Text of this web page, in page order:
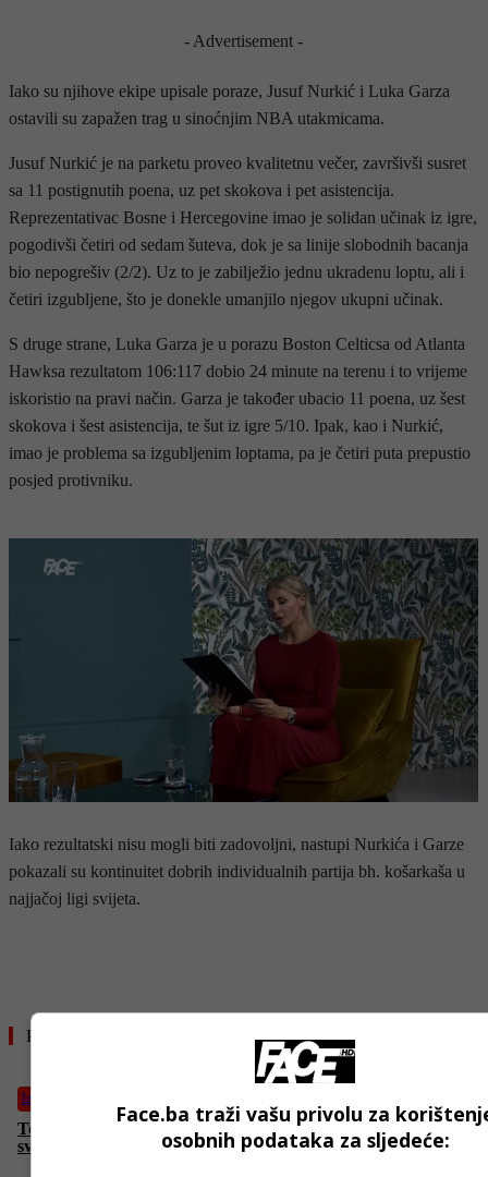
- Advertisement -
Iako su njihove ekipe upisale poraze, Jusuf Nurkić i Luka Garza
ostavili su zapažen trag u sinoćnjim NBA utakmicama.
Jusuf Nurkić je na parketu proveo kvalitetnu večer, završivši susret
sa 11 postignutih poena, uz pet skokova i pet asistencija.
Reprezentativac Bosne i Hercegovine imao je solidan učinak iz igre,
pogodivši četiri od sedam šuteva, dok je sa linije slobodnih bacanja
bio nepogrešiv (2/2). Uz to je zabilježio jednu ukradenu loptu, ali i
četiri izgubljene, što je donekle umanjilo njegov ukupni učinak.
S druge strane, Luka Garza je u porazu Boston Celticsa od Atlanta
Hawksa rezultatom 106:117 dobio 24 minute na terenu i to vrijeme
iskoristio na pravi način. Garza je također ubacio 11 poena, uz šest
skokova i šest asistencija, te šut iz igre 5/10. Ipak, kao i Nurkić,
imao je problema sa izgubljenim loptama, pa je četiri puta prepustio
posjed protivniku.
Iako rezultatski nisu mogli biti zadovoljni, nastupi Nurkića i Garze
pokazali su kontinuitet dobrih individualnih partija bh. košarkaša u
najjačoj ligi svijeta.
Pročitajte još
Izdvojeno
Tour of BiH: Biciklistički spektakl koji BiH stavlja na mapu
svijeta
Face.ba traži vašu privolu za
osobnih podataka za sljedeće: